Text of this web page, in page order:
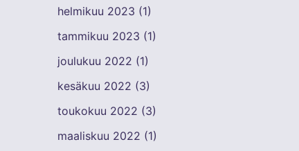
helmikuu 2023 (1)
tammikuu 2023 (1)
joulukuu 2022 (1)
kesäkuu 2022 (3)
toukokuu 2022 (3)
maaliskuu 2022 (1)